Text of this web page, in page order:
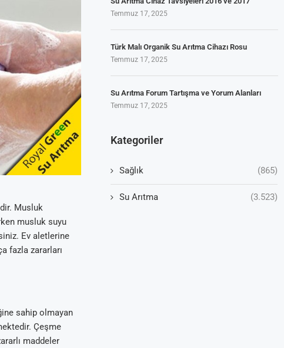
Musluk
musluk suyu
Ev aletlerine
fazla zararları
sahip olmayan
Çeşme
maddeler
Temmuz 17, 2025
Türk Malı Organik Su Arıtma Cihazı Rosu
Temmuz 17, 2025
Su Arıtma Forum Tartışma ve Yorum Alanları
Temmuz 17, 2025
Kategoriler
Sağlık (865)
Su Arıtma (3.523)